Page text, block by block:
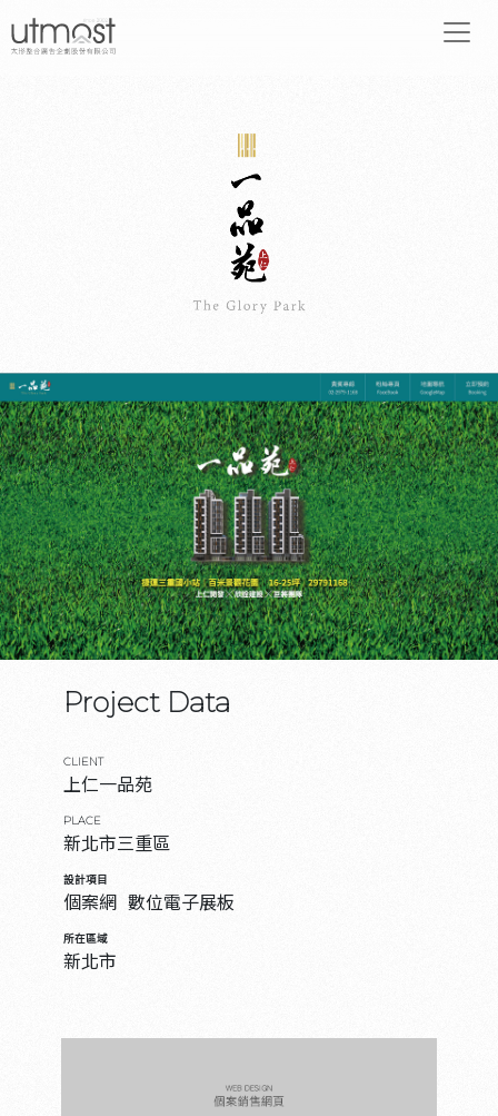
Project Data
CLIENT
上仁一品苑
PLACE
新北市三重區
設計項目
個案網 數位電子展板
所在區域
新北市